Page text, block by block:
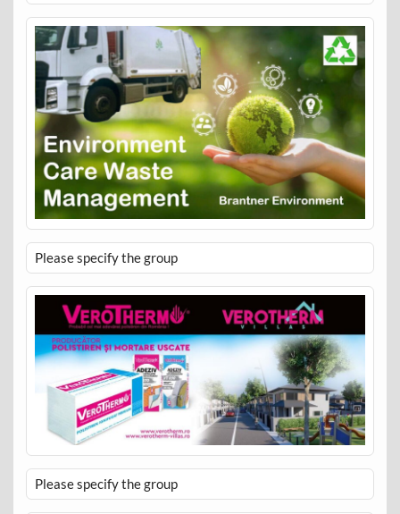
Please specify the group
Please specify the group